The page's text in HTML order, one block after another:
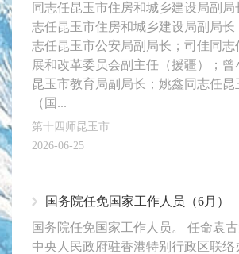
同志任昆玉市住房和城乡建设局副局
志任昆玉市住房和城乡建设局副局长
志任昆玉市公安局副局长；司佳同志
展和改革委员会副主任（援疆）；曾
昆玉市教育局副局长；姚鑫同志任昆
（国...
第十四师昆玉市
2026-06-25
国务院任免国家工作人员（6月）
国务院任免国家工作人员。 任命袁
中央人民政府驻香港特别行政区联络